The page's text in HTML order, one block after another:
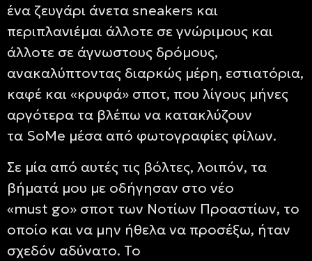
ένα ζευγάρι άνεταsneakers και
περιπλανιέμαι άλλοτε σε γνώριμους και
άλλοτε σε άγνωστους δρόμους,
ανακαλύπτοντας διαρκώς μέρη, εστιατόρια,
καφέ και «κρυφά» σποτ, που λίγους μήνες
αργότερα τα βλέπω να κατακλύζουν
τα SoMe μέσα από φωτογραφίες φίλων.
Σε μία από αυτές τις βόλτες, λοιπόν, τα
βήματά μου με οδήγησαν στο νέο
«must go» σποτ των Νοτίων Προαστίων, το
οποίο και να μην ήθελα να προσέξω, ήταν
σχεδόν αδύνατο. Το